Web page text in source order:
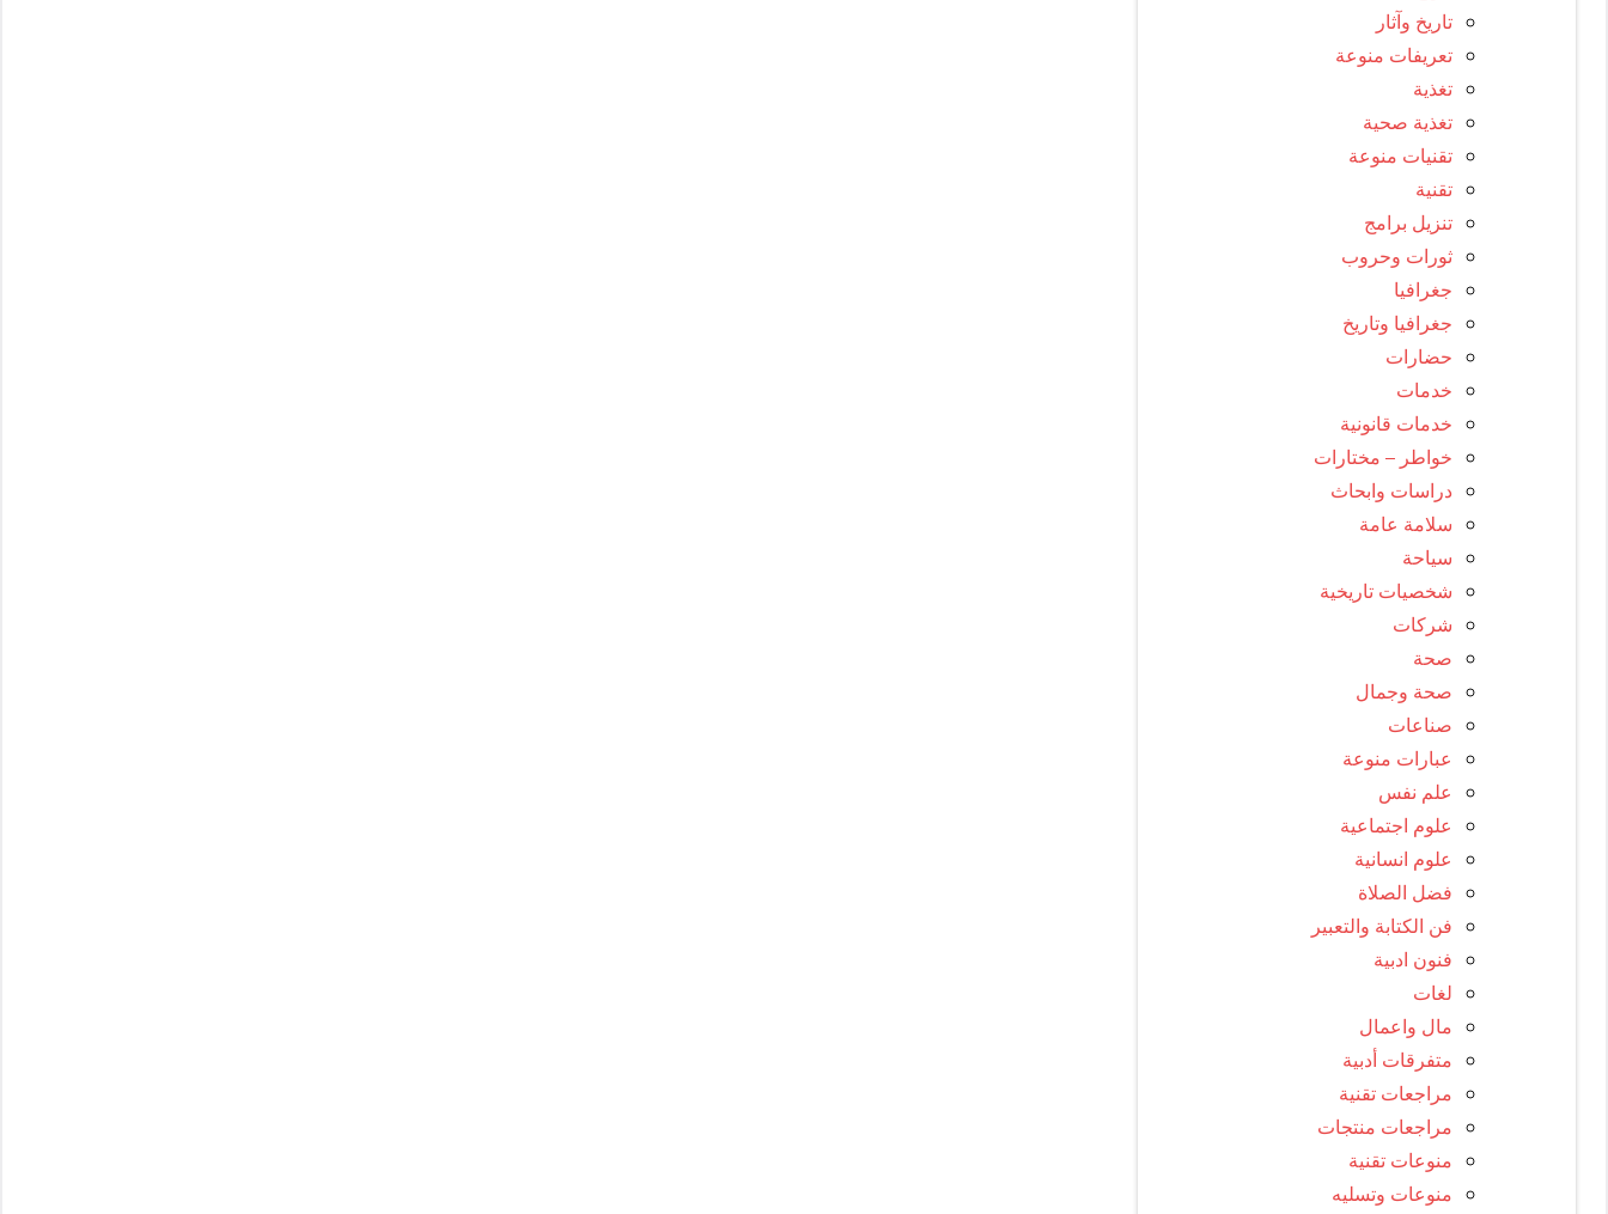
تاريخ وآثار
تعريفات منوعة
تغذية
تغذية صحية
تقنيات منوعة
تقنية
تنزيل برامج
ثورات وحروب
جغرافيا
جغرافيا وتاريخ
حضارات
خدمات
خدمات قانونية
خواطر – مختارات
دراسات وابحاث
سلامة عامة
سياحة
شخصيات تاريخية
شركات
صحة
صحة وجمال
صناعات
عبارات منوعة
علم نفس
علوم اجتماعية
علوم انسانية
فضل الصلاة
فن الكتابة والتعبير
فنون ادبية
لغات
مال واعمال
متفرقات أدبية
مراجعات تقنية
مراجعات منتجات
منوعات تقنية
منوعات وتسليه